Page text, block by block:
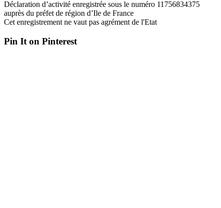
Déclaration d’activité enregistrée sous le numéro 11756834375
auprès du préfet de région d’Ile de France
Cet enregistrement ne vaut pas agrément de l'Etat
Pin It on Pinterest